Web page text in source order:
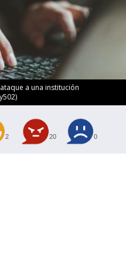
a una institución
2 20 0